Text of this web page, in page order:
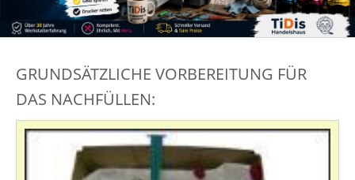
GRUNDSÄTZLICHE VORBEREITUNG FÜR
DAS NACHFÜLLEN: